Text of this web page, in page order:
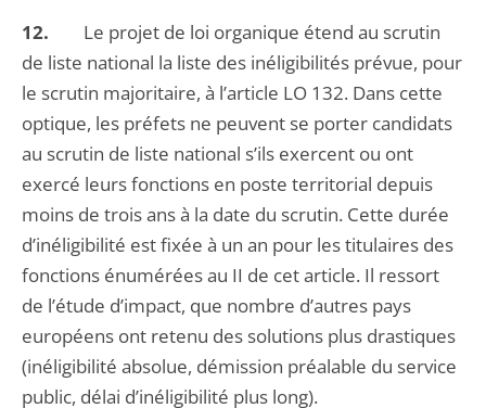
12. Le projet de loi organique étend au scrutin
de liste national la liste des inéligibilités prévue, pour
le scrutin majoritaire, à l’article LO 132. Dans cette
optique, les préfets ne peuvent se porter candidats
au scrutin de liste national s’ils exercent ou ont
exercé leurs fonctions en poste territorial depuis
moins de trois ans à la date du scrutin. Cette durée
d’inéligibilité est fixée à un an pour les titulaires des
fonctions énumérées au II de cet article. Il ressort
de l’étude d’impact, que nombre d’autres pays
européens ont retenu des solutions plus drastiques
(inéligibilité absolue, démission préalable du service
public, délai d’inéligibilité plus long).